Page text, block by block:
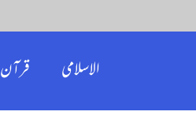
الاسلامی
قرآن